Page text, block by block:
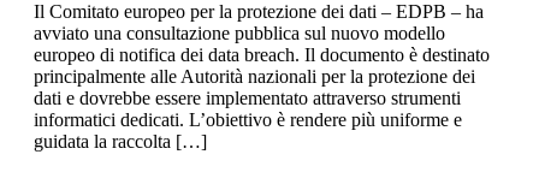
Il Comitato europeo per la protezione dei dati – EDPB – ha
avviato una consultazione pubblica sul nuovo modello
europeo di notifica dei data breach. Il documento è destinato
principalmente alle Autorità nazionali per la protezione dei
dati e dovrebbe essere implementato attraverso strumenti
informatici dedicati. L’obiettivo è rendere più uniforme e
guidata la raccolta […]